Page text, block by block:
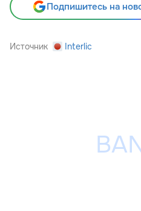
Подпишитесь на
Источник Interlic